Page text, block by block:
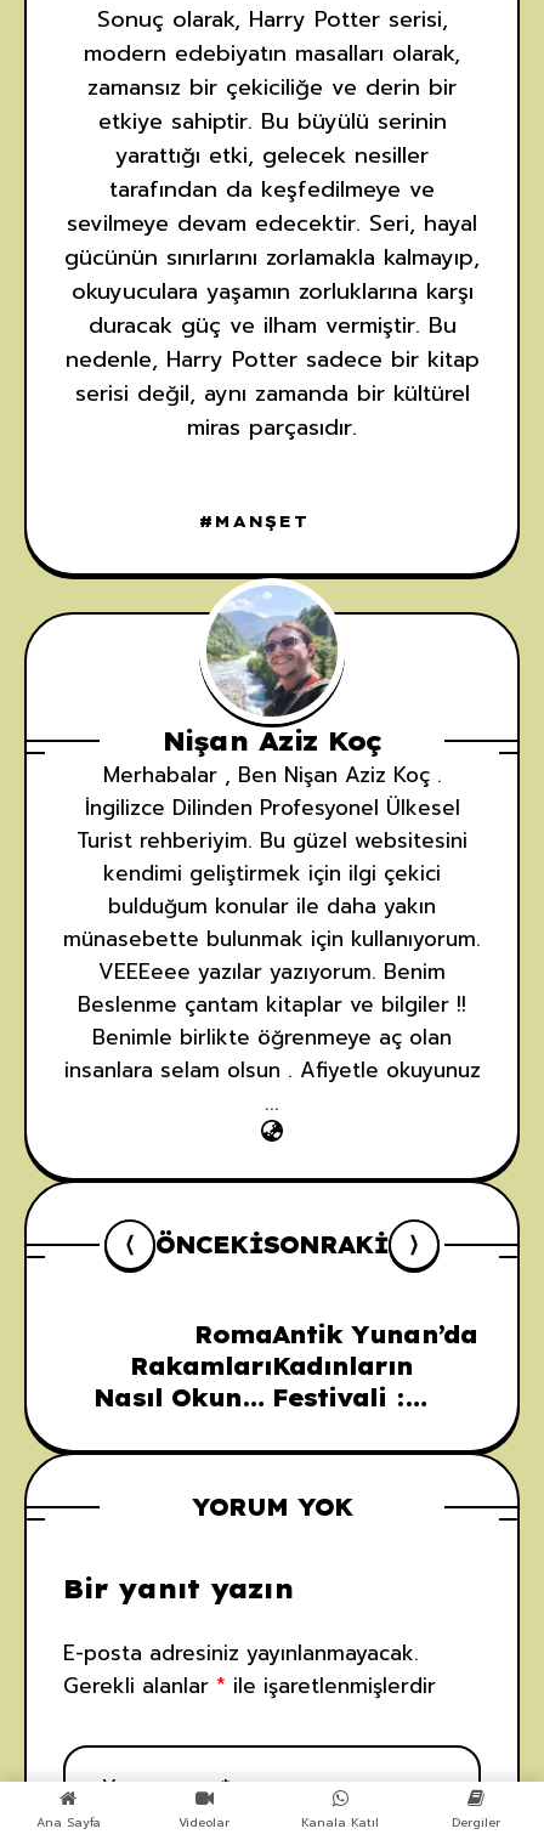
Sonuç olarak, Harry Potter serisi,
modern edebiyatın masalları olarak,
zamansız bir çekiciliğe ve derin bir
etkiye sahiptir. Bu büyülü serinin
yarattığı etki, gelecek nesiller
tarafından da keşfedilmeye ve
sevilmeye devam edecektir. Seri, hayal
gücünün sınırlarını zorlamakla kalmayıp,
okuyuculara yaşamın zorluklarına karşı
duracak güç ve ilham vermiştir. Bu
nedenle, Harry Potter sadece bir kitap
serisi değil, aynı zamanda bir kültürel
miras parçasıdır.
MANŞET
Nişan Aziz Koç
Merhabalar , Ben Nişan Aziz Koç .
İngilizce Dilinden Profesyonel Ülkesel
Turist rehberiyim. Bu güzel websitesini
kendimi geliştirmek için ilgi çekici
bulduğum konular ile daha yakın
münasebette bulunmak için kullanıyorum.
VEEEeee yazılar yazıyorum. Benim
Beslenme çantam kitaplar ve bilgiler !!
Benimle birlikte öğrenmeye aç olan
insanlara selam olsun . Afiyetle okuyunuz
...
ÖNCEKISONRAKI
Roma
Rakamları
Nasıl Okunur
Antik Yunan’da
Kadınların
Festivali :
YORUM YOK
Bir yanıt yazın
E-posta adresiniz yayınlanmayacak.
Gerekli alanlar * ile işaretlenmişlerdir
Ana Sayfa Videolar Kanala Katıl Dergiler